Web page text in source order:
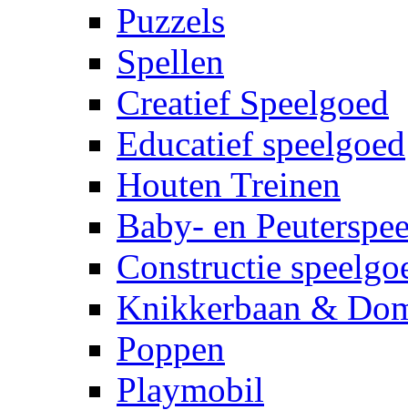
Puzzels
Spellen
Creatief Speelgoed
Educatief speelgoed
Houten Treinen
Baby- en
Constructie
Knikkerbaan &
Poppen
Playmobil